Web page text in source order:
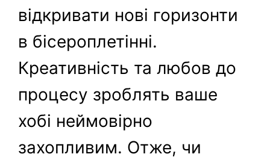
відкривати нові горизонти
в бісероплетінні.
Креативність та любов до
процесу зроблять ваше
хобі неймовірно
захопливим. Отже, чи